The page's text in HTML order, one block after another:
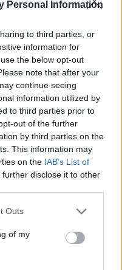
Personal Information
to third parties, or
information for
the below opt-out
note that after your
continue seeing
information utilized by
to third parties prior to
out of the further
by third parties on the
This information may
on the IAB’s List of
further disclose it to other
Outs
of my
21-én jön a Portfolio
vezető szakértőivel
leginkább foglalkoztató
kik lehetnek a
a részvény-,
és hogyan
változó...